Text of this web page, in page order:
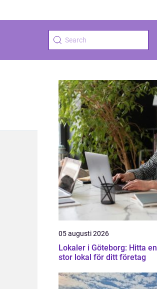
05 augusti 2026
Lokaler i Göteborg: Hitta en
stor lokal för ditt företag